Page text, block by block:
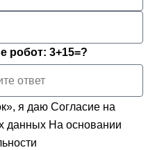
робот: 3+15=?
я даю Согласие на
данных На основании